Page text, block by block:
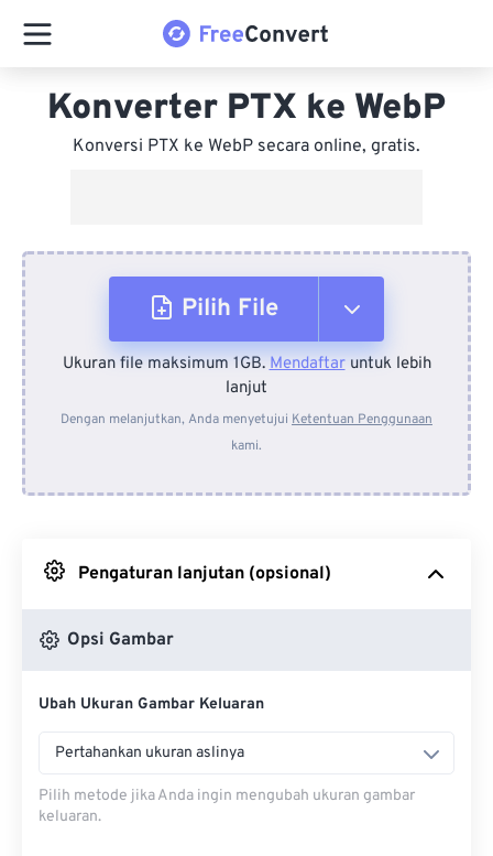
Konverter PTX ke WebP
Konversi PTX ke WebP secara online, gratis.
Pilih File
Dari Perangkat
Dari Dropbox
Ukuran file maksimum 1GB.Mendaftaruntuk lebih
lanjut
Dengan melanjutkan, Anda menyetujui Ketentuan Penggunaan
kami.
Pengaturan lanjutan (opsional)
Opsi Gambar
Ubah Ukuran Gambar Keluaran
Pertahankan ukuran aslinya
Pilih metode jika Anda ingin mengubah ukuran gambar
keluaran.